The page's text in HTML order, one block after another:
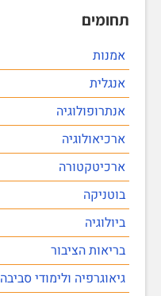
תחומים
אמנות
אנגלית
אנתרופולוגיה
ארכיאולוגיה
ארכיטקטורה
בוטניקה
ביולוגיה
בריאות הציבור
גיאוגרפיה ולימודי סביבה